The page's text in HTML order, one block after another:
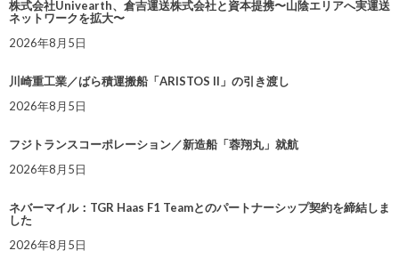
株式会社Univearth、倉吉運送株式会社と資本提携〜山陰エリアへ実運送
ネットワークを拡大〜
2026年8月5日
川崎重工業／ばら積運搬船「ARISTOS II」の引き渡し
2026年8月5日
フジトランスコーポレーション／新造船「蓉翔丸」就航
2026年8月5日
ネバーマイル：TGR Haas F1 Teamとのパートナーシップ契約を締結しま
した
2026年8月5日